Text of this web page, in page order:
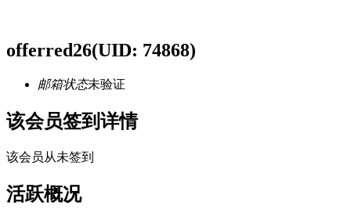
offerred26(UID: 74868)
邮箱状态未验证
该会员签到详情
该会员从未签到
活跃概况